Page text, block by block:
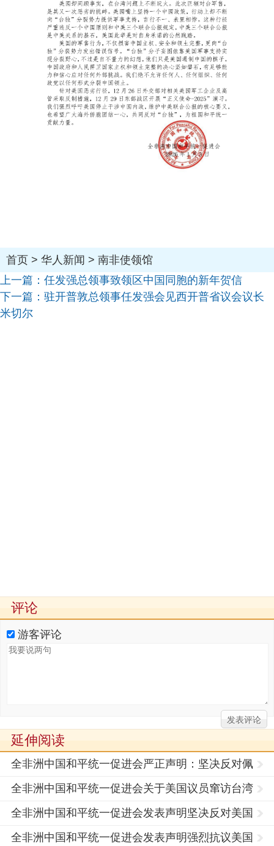
首页 > 华人新闻 > 南非使领馆
上一篇： 任发强总领事致领区中国同胞的新年贺信
下一篇： 驻开普敦总领事任发强会见西开普省议会议长
米切尔
评论
游客评论
延伸阅读
全非洲中国和平统一促进会严正声明：坚决反对佩
洛西窜访
全非洲中国和平统一促进会关于美国议员窜访台湾
问题的
全非洲中国和平统一促进会发表声明坚决反对美国
副国务
全非洲中国和平统一促进会发表声明强烈抗议美国